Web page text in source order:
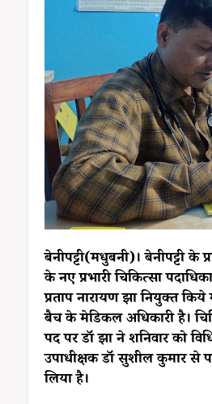
बेनीपट्टी(मधुबनी)। बेनीपट्टी के
के नए प्रभारी चिकित्सा
प्रताप नारायण झा नियुक्त
बैच के मेडिकल अधिकारी है।
पद पर डॉ झा ने शनिवार को
उपाधीक्षक डॉ सुशील कुमार से
लिया है।